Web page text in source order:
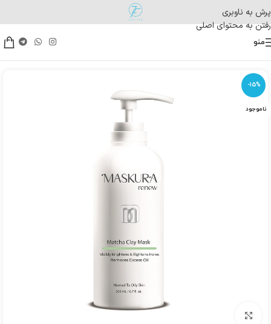
پرش به ناوبری
رفتن به محتوای اصلی
منو
-15%
ناموجود